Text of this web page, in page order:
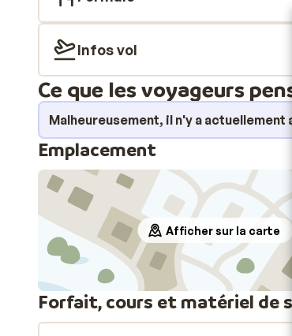
Infos vol
Ce que les voyageurs
Malheureusement, il n'y a
Emplacement
Afficher sur la carte
Forfait, cours et matériel de